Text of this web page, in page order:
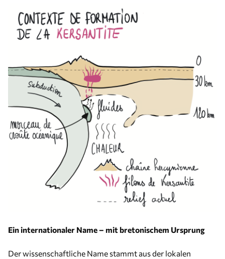
Ein internationaler Name – mit bretonischem Ursprung
Der wissenschaftliche Name stammt aus der lokalen